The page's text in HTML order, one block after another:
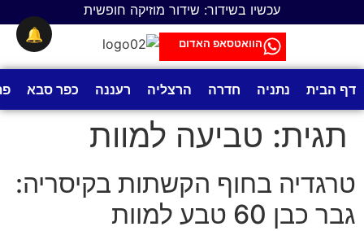
עכשיו בשידור: שידור מוזיקה חופשית
הוואטסאפ האדום
דף הבית נתניה חדרה הרצליה רעננה כפר סבא
תגית: טביעה למוות
טרגדיה בחוף הקשתות בקיסריה:
גבר כבן 60 טבע למוות
🔔